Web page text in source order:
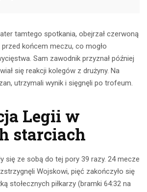
tamtego spotkania, obejrzał czerwoną
końcem meczu, co mogło
Sam zawodnik przyznał później
się reakcji kolegów z drużyny. Na
utrzymali wynik i sięgnęli po trofeum.
Legii w
starciach
się ze sobą do tej pory 39 razy. 24 mecze
Wojskowi, pięć zakończyło się
stołecznych piłkarzy (bramki 64:32 na